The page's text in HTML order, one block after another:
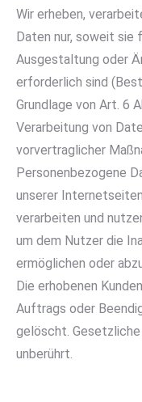
Wir erheben,
Daten nur, soweit sie
Ausgestaltung oder
erforderlich sind
Grundlage von Art. 6
Verarbeitung von
vorvertraglicher
Personenbezogene
unserer
verarbeiten und
um dem Nutzer die
ermöglichen oder
Die erhobenen
Auftrags oder
gelöscht.
unberührt.